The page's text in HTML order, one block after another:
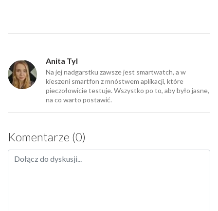
Anita Tyl
Na jej nadgarstku zawsze jest smartwatch, a w
kieszeni smartfon z mnóstwem aplikacji, które
pieczołowicie testuje. Wszystko po to, aby było jasne,
na co warto postawić.
Komentarze (0)